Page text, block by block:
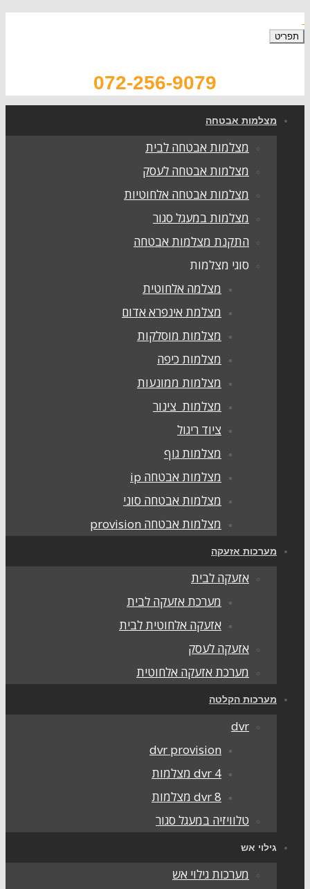
072-256-9079
אבטחה
מצלמות אבטחה לבית
מצלמות אבטחה לעסק
מצלמות אבטחה אלחוטיות
מצלמות במעגל סגור
התקנת מצלמות אבטחה
סוגי מצלמות
מצלמה אלחוטית
מצלמת אינפרא אדום
מצלמות מוסלקות
מצלמות כיפה
מצלמות ממונעות
מצלמות צינור
ציוד ריגול
מצלמות גוף
מצלמות אבטחה ip
מצלמות אבטחה סוני
מצלמות אבטחה provision
אזעקה
אזעקה לבית
מערכת אזעקה לבית
אזעקה אלחוטית לבית
אזעקה לעסק
מערכת אזעקה אלחוטית
הקלטה
dvr provision
dvr 4 מצלמות
dvr 8 מצלמות
טלוויזיה במעגל סגור
אש
מערכות גילוי אש